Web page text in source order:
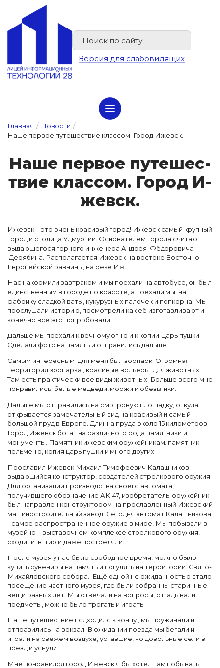
Версия для слабовидящих
Главная / Новости /
Наше первое путешествие классом. Город Ижевск.
На­ше пер­вое пу­те­шес­
твие клас­сом. Го­род И­
жевск.
Ижевск – это очень красивый город! Ижевск самый крупный
город и столица Удмуртии. Основателем города считают
выдающегося горного инженера Андрея Фёдоровича
Дерябина. Располагается Ижевск на востоке Восточно-
Европейской равнины, на реке Иж.
Нас накормили завтраком и мы поехали на автобусе, он был
единственным в городе по красоте, а поехали мы на
фабрику сладкой ваты, кукурузных палочек и попкорна. Мы
прослушали историю, посмотрели как её изготавливают и
конечно всё это попробовали.
Дальше мы поехали к вечному огню и к копии Царь пушки.
Сделали фото на память и отправились дальше.
Самым интересным для меня был зоопарк. Огромная
территория зоопарка , красивые вольеры для животных.
Там есть практически все виды животных. Больше всего мне
понравились: белые медведи, моржи и обезьянки.
Дальше мы отправились на смотровую площадку, откуда
открывается замечательный вид на красивый и самый
большой пруд в Европе. Длинна пруда около 15 километров.
Город Ижевск богат на различного рода памятники и
монументы. Памятник ижевским оружейникам, памятник
пельменю, копия царь пушки и много других.
Прославил Ижевск Михаил Тимофеевич Калашников -
выдающийся конструктор, создателей стрелкового оружия.
Для организации производства своего автомата,
получившего обозначение АК-47, изобретатель-оружейник
был направлен конструктором на прославленный Ижевский
машиностроительный завод. Сегодня автомат Калашникова
- самое распространенное оружие в мире! Мы побывали в
музейно – выставочном комплексе стрелкового оружия,
сходили в тир и даже постреляли.
После музея у нас было свободное время, можно было
купить сувениры на память и погулять на территории Свято-
Михайловского собора. Ещё одной не ожиданностью стало
посещение частного музея, где были собранны старинные
вещи разных лет. Мы отвечали на вопросы, отгадывали
предметы, можно было трогать и играть.
Наше путешествие подходило к концу , мы поужинали и
отправились на вокзал. В ожидании поезда мы бегали и
играли на свежем воздухе, уставшие, но довольные сели в
поезд и уснули.
Мне понравился город Ижевск я бы хотел там побывать